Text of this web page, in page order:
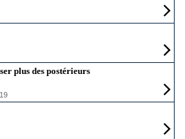
plus des postérieurs